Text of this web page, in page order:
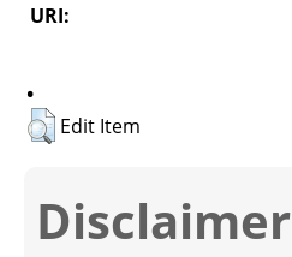
URI:
.
Edit Item
Disclaimer